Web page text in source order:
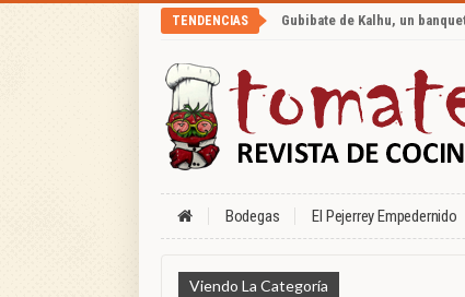
TENDENCIAS Gubibate de Kalhu, un
Bodegas El Pejerrey Empedernido
Viendo La Categoría